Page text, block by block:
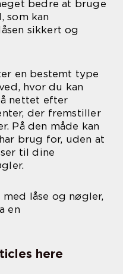
bedre at bruge
som kan
sikkert og
en bestemt type
hvor du kan
nettet efter
der fremstiller
På den måde kan
brug for, uden at
til dine
låse og nøgler,
en
here